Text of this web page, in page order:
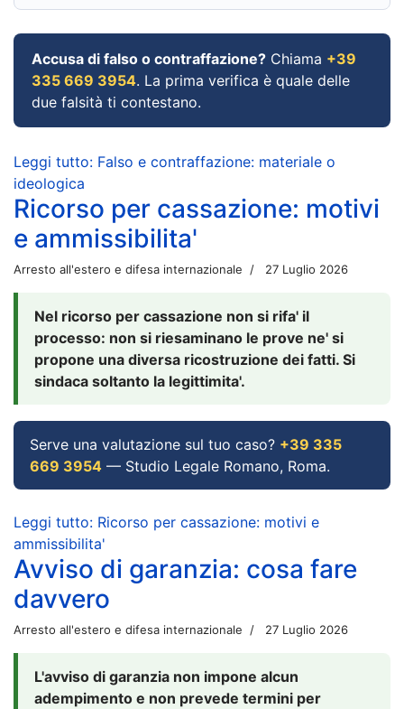
Accusa di falso o contraffazione? Chiama +39
335 669 3954. La prima verifica è quale delle
due falsità ti contestano.
Leggi tutto: Falso e contraffazione: materiale o
ideologica
Ricorso per cassazione: motivi
e ammissibilita'
Arresto all'estero e difesa internazionale 27 Luglio 2026
Nel ricorso per cassazione non si rifa' il
processo: non si riesaminano le prove ne' si
propone una diversa ricostruzione dei fatti. Si
sindaca soltanto la legittimita'.
Serve una valutazione sul tuo caso? +39 335
669 3954 — Studio Legale Romano, Roma.
Leggi tutto: Ricorso per cassazione: motivi e
ammissibilita'
Avviso di garanzia: cosa fare
davvero
Arresto all'estero e difesa internazionale 27 Luglio 2026
L'avviso di garanzia non impone alcun
adempimento e non prevede termini per